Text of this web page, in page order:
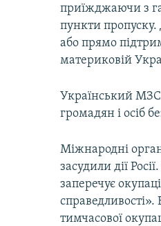
приїжджаючи з
пункти пропуску.
або прямо
материковій
Український МЗС
громадян і осіб
Міжнародні
засудили дії
заперечує
тимчасової